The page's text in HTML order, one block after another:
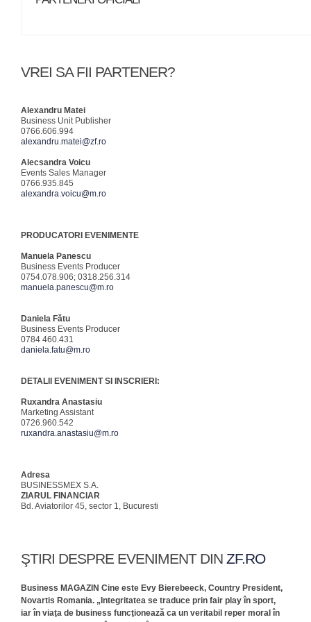
VREI SA FII PARTENER?
Alexandru Matei
Business Unit Publisher
0766.606.994
alexandru.matei@zf.ro
Alecsandra Voicu
Events Sales Manager
0766.935.845
alexandra.voicu@m.ro
PRODUCATORI EVENIMENTE
Manuela Panescu
Business Events Producer
0754.078.906; 0318.256.314
manuela.panescu@m.ro
Daniela Fătu
Business Events Producer
0784 460.431
daniela.fatu@m.ro
DETALII EVENIMENT SI INSCRIERI:
Ruxandra Anastasiu
Marketing Assistant
0726.960.542
ruxandra.anastasiu@m.ro
Adresa
BUSINESSMEX S.A.
ZIARUL FINANCIAR
Bd. Aviatorilor 45, sector 1, Bucuresti
ŞTIRI DESPRE EVENIMENT DIN ZF.RO
Business MAGAZIN Cine este Evy Bierebeeck, Country President,
Novartis Romania. „Integritatea se traduce prin fair play în sport,
iar în viaţa de business funcţionează ca un veritabil reper moral în